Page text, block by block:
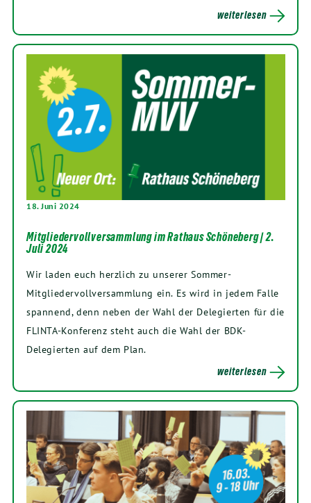
weiterlesen
18. Juni 2024
Mitgliedervollversammlung im Rathaus Schöneberg | 2.
Juli 2024
Wir laden euch herzlich zu unserer Sommer-
Mitgliedervollversammlung ein. Es wird in jedem Falle
spannend, denn neben der Wahl der Delegierten für die
FLINTA-Konferenz steht auch die Wahl der BDK-
Delegierten auf dem Plan.
weiterlesen